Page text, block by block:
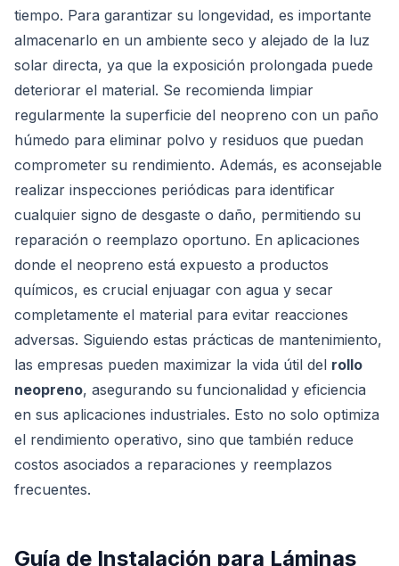
tiempo. Para garantizar su longevidad, es importante
almacenarlo en un ambiente seco y alejado de la luz
solar directa, ya que la exposición prolongada puede
deteriorar el material. Se recomienda limpiar
regularmente la superficie del neopreno con un paño
húmedo para eliminar polvo y residuos que puedan
comprometer su rendimiento. Además, es aconsejable
realizar inspecciones periódicas para identificar
cualquier signo de desgaste o daño, permitiendo su
reparación o reemplazo oportuno. En aplicaciones
donde el neopreno está expuesto a productos
químicos, es crucial enjuagar con agua y secar
completamente el material para evitar reacciones
adversas. Siguiendo estas prácticas de mantenimiento,
las empresas pueden maximizar la vida útil del rollo
neopreno, asegurando su funcionalidad y eficiencia
en sus aplicaciones industriales. Esto no solo optimiza
el rendimiento operativo, sino que también reduce
costos asociados a reparaciones y reemplazos
frecuentes.
Guía de Instalación para Láminas